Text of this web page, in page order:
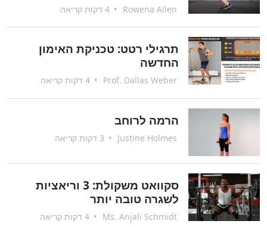
Rowena Allen
•
תרגילי רטט: טכניקת האימון
החדשה
Prof. Dallas Weber
•
הרמה לרוחב
Justine Holmes
•
סקוואט משקולת: 3 וריאציות
לשגרה טובה יותר
Ms. Anjali Schmidt
•